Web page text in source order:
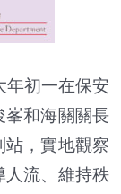
年初一在保安
峯和海關關長
站，實地觀察
人流、維持秩